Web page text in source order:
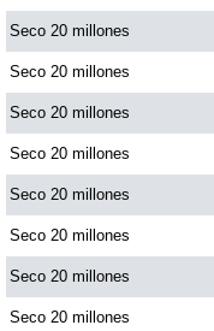
Pick 3 Día
Pick 3 Noche
Pick 4 Día
Pick 4 Noche
Seco 20 millones
Seco 20 millones
Seco 20 millones
Seco 20 millones
Seco 20 millones
Seco 20 millones
Seco 20 millones
Seco 20 millones